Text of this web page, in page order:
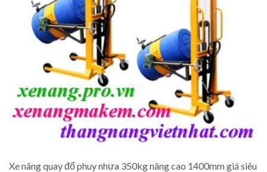
Xe nâng quay đổ phuy nhựa 350kg nâng cao 1400mm giá siêu